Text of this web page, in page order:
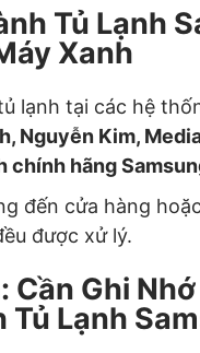
Tủ Lạnh
Xanh
lạnh tại các hệ
Nguyễn Kim,
chính hãng
đến cửa hàng
được xử lý.
Cần Ghi
Tủ Lạnh